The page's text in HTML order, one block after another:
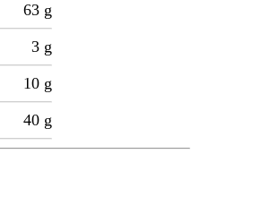
63 g
3 g
10 g
40 g